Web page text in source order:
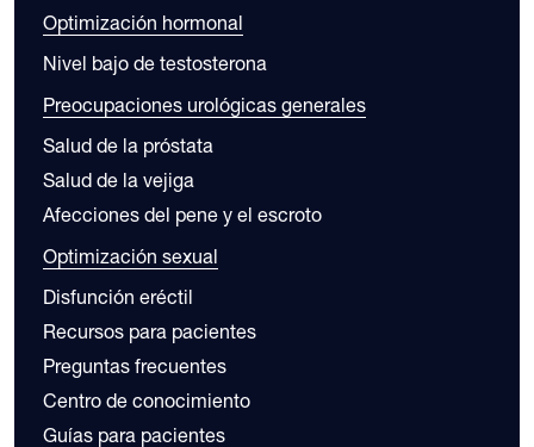
Optimización hormonal
Nivel bajo de testosterona
Preocupaciones urológicas generales
Salud de la próstata
Salud de la vejiga
Afecciones del pene y el escroto
Optimización sexual
Disfunción eréctil
Recursos para pacientes
Preguntas frecuentes
Centro de conocimiento
Guías para pacientes